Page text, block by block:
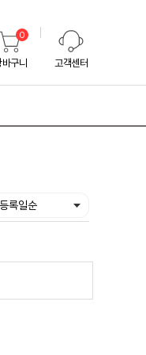
0
구니 고객센터
등록일순